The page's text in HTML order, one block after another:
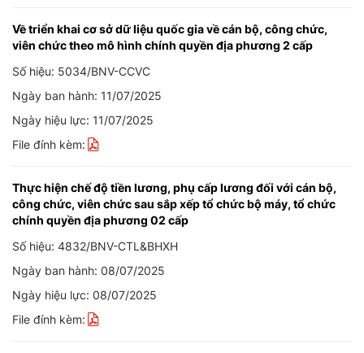
Về triển khai cơ sở dữ liệu quốc gia về cán bộ, công chức,
viên chức theo mô hình chính quyền địa phương 2 cấp
Số hiệu: 5034/BNV-CCVC
Ngày ban hành: 11/07/2025
Ngày hiệu lực: 11/07/2025
File đính kèm:
Thực hiện chế độ tiền lương, phụ cấp lương đối với cán bộ,
công chức, viên chức sau sắp xếp tổ chức bộ máy, tổ chức
chính quyền địa phương 02 cấp
Số hiệu: 4832/BNV-CTL&BHXH
Ngày ban hành: 08/07/2025
Ngày hiệu lực: 08/07/2025
File đính kèm: